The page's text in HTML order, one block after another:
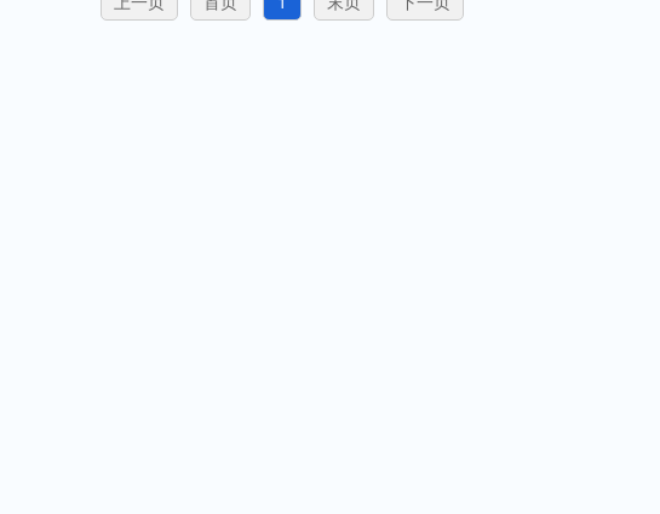
肉及肉制品、茶叶、调味